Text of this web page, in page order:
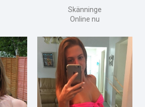
Skänninge
Online nu